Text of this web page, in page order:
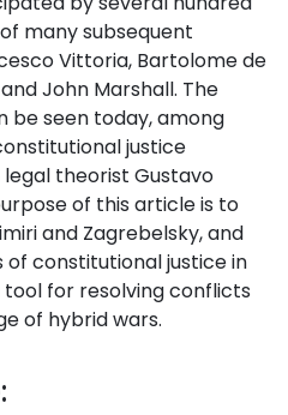
many subsequent
Vittoria, Bartolome de
John Marshall. The
be seen today, among
justice
theorist Gustavo
of this article is to
and Zagrebelsky, and
constitutional justice in
for resolving conflicts
of hybrid wars.